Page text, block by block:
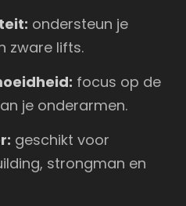
ondersteun je
zware lifts.
focus op de
je onderarmen.
geschikt voor
strongman en